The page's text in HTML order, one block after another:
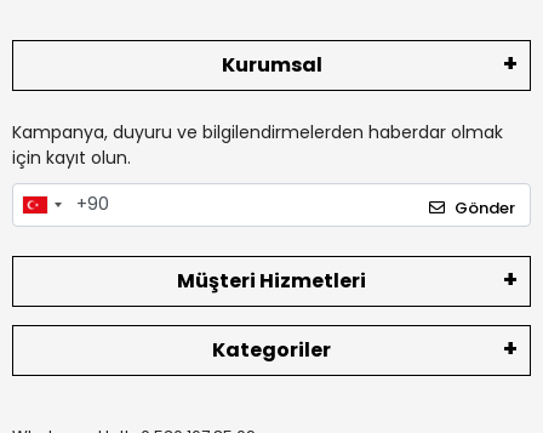
Kurumsal
Kampanya, duyuru ve bilgilendirmelerden haberdar olmak
için kayıt olun.
Gönder
Müşteri Hizmetleri
Kategoriler